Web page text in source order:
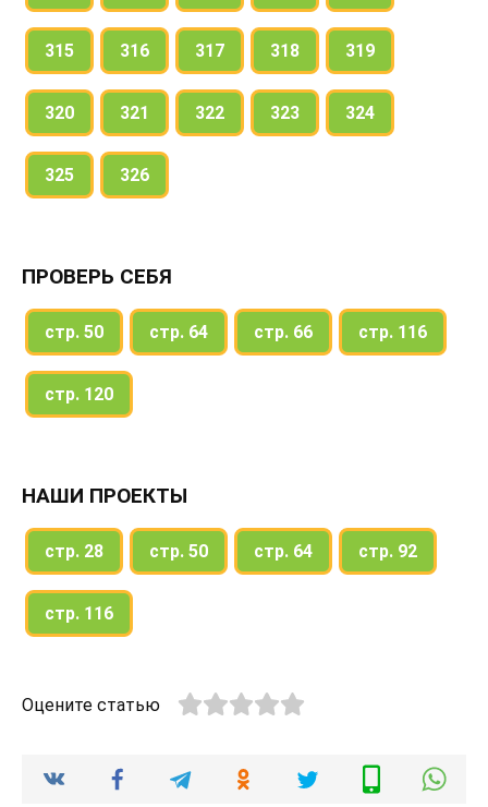
315 316 317 318 319
320 321 322 323 324
325 326
ПРОВЕРЬ СЕБЯ
стр. 50 стр. 64 стр. 66 стр. 116
стр. 120
НАШИ ПРОЕКТЫ
стр. 28 стр. 50 стр. 64 стр. 92
стр. 116
Оцените статью